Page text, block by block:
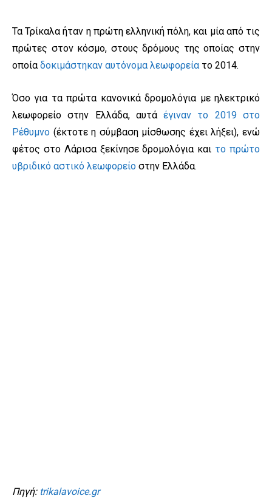
Τα Τρίκαλα ήταν η πρώτη ελληνική πόλη, και μία από τις
πρώτες στον κόσμο, στους δρόμους της οποίας στην
οποίαδοκιμάστηκαν αυτόνομα λεωφορεία το 2014.
Όσο για τα πρώτα κανονικά δρομολόγια με ηλεκτρικό
λεωφορείο στην Ελλάδα, αυτάέγιναν το 2019 στο
Ρέθυμνο (έκτοτε η σύμβαση μίσθωσης έχει λήξει), ενώ
φέτος στο Λάρισα ξεκίνησε δρομολόγια και το πρώτο
υβριδικό αστικό λεωφορείο στην Ελλάδα.
Πηγή: trikalavoice.gr